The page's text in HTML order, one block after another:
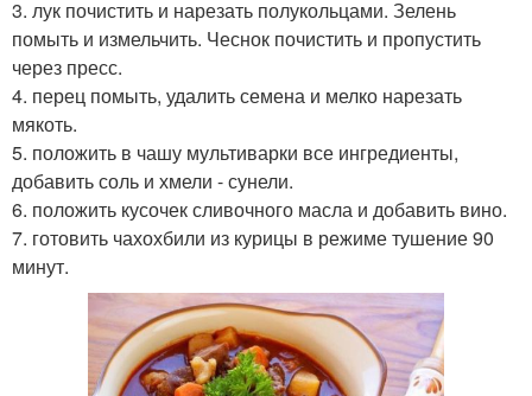
3. лук почистить и нарезать полукольцами. Зелень
помыть и измельчить. Чеснок почистить и пропустить
через пресс.
4. перец помыть, удалить семена и мелко нарезать
мякоть.
5. положить в чашу мультиварки все ингредиенты,
добавить соль и хмели - сунели.
6. положить кусочек сливочного масла и добавить вино.
7. готовить чахохбили из курицы в режиме тушение 90
минут.